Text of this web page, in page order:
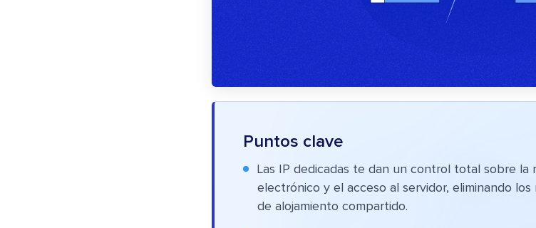
Puntos clave
Las IP dedicadas te dan un control total sobre la
electrónico y el acceso al servidor, eliminando
de alojamiento compartido.